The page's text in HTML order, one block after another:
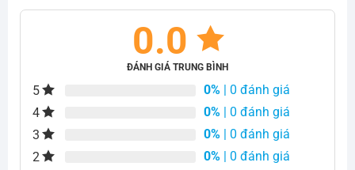
0.0
ĐÁNH GIÁ TRUNG BÌNH
5 0% | 0 đánh giá
4
0% | 0 đánh giá
3
0% | 0 đánh giá
2
0% | 0 đánh giá